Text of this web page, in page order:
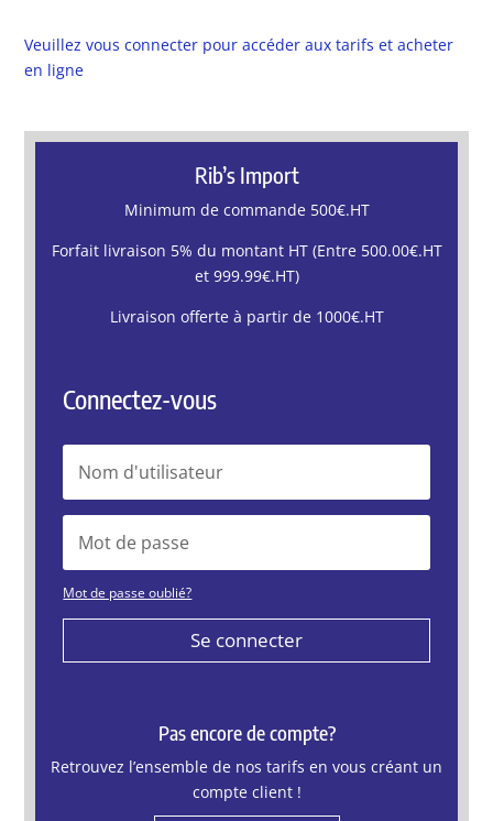
Veuillez vous connecter pour accéder aux tarifs et acheter
en ligne
Rib’s Import
Minimum de commande 500€.HT
Forfait livraison 5% du montant HT (Entre 500.00€.HT
et 999.99€.HT)
Livraison offerte à partir de 1000€.HT
Connectez-vous
Mot de passe oublié?
Se connecter
Pas encore de compte?
Retrouvez l’ensemble de nos tarifs en vous créant un
compte client !